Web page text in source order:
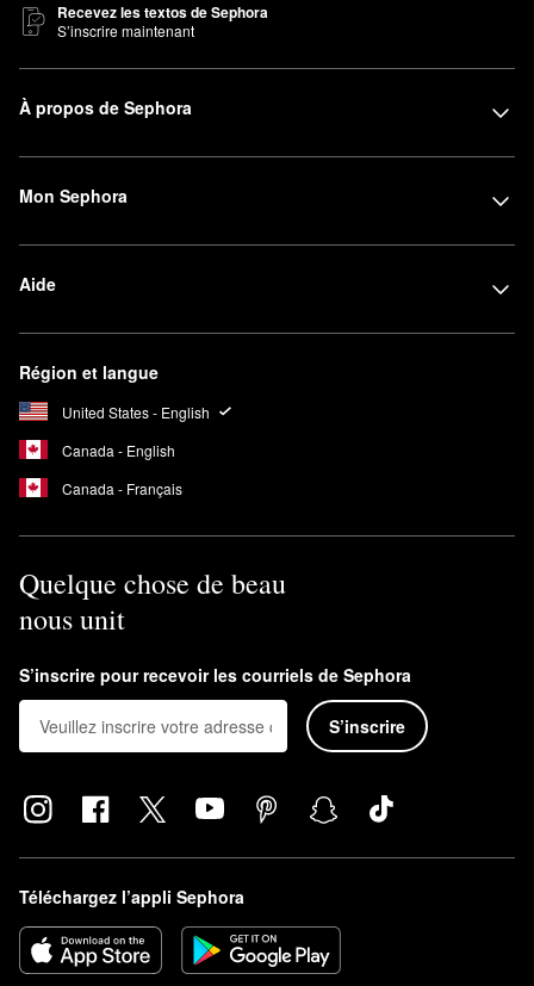
Recevez les textos de Sephora
S’inscrire maintenant
À propos de Sephora
Mon Sephora
Aide
Région et langue
United States - English
Canada - English
Canada - Français
Quelque chose de beau
nous unit
S’inscrire pour recevoir les courriels de Sephora
S’inscrire
Téléchargez l’appli Sephora